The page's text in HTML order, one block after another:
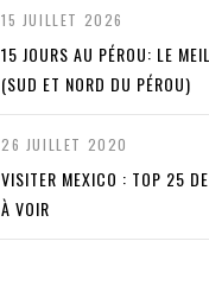
15 JUILLET 2026
15 JOURS AU PÉROU: LE
(SUD ET NORD DU PÉROU)
26 JUILLET 2020
VISITER MEXICO : TOP 25
À VOIR